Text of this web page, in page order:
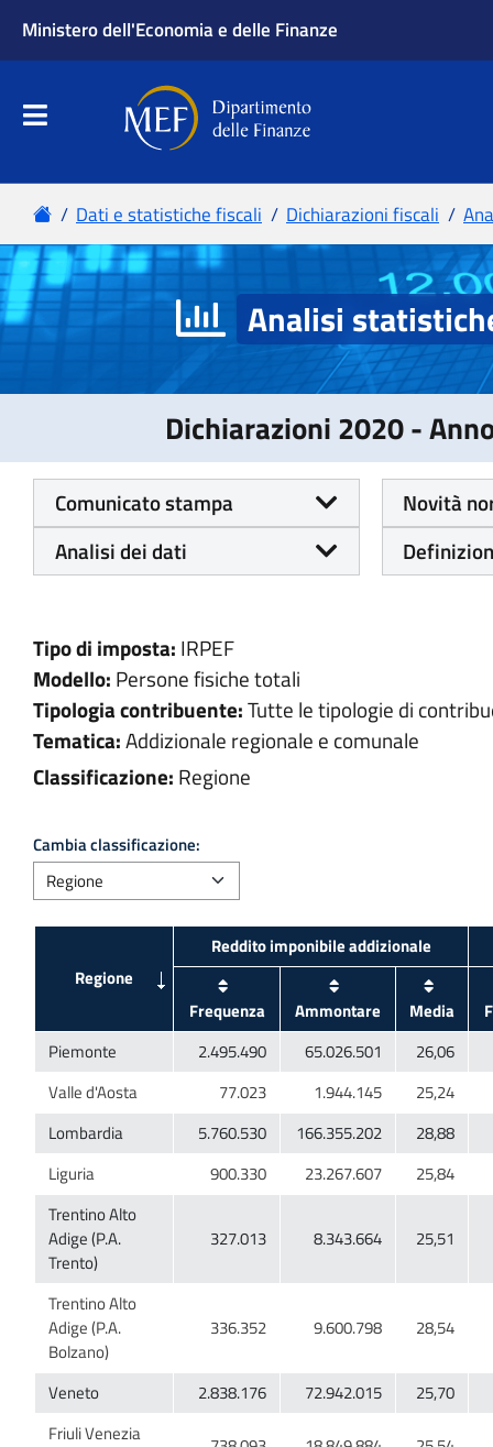
Analisi
Dichiarazioni 2020 -
Comunicato stampa
Novità
Analisi dei dati
Tipo di imposta: IRPEF
Modello: Persone fisiche totali
Tipologia contribuente:Tutte le tipologie di
Tematica:Addizionale regionale e comunale
Classificazione: Regione
Cambia classificazione:
Trentino Alto
Adige (P.A.
Trentino Alto
Adige (P.A.
Friuli Venezia